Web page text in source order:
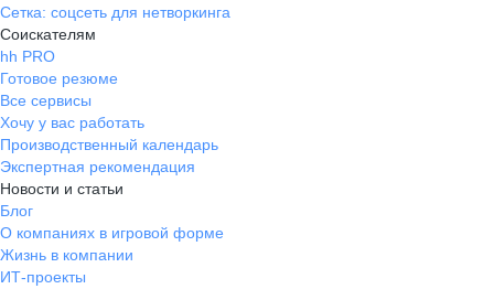
Сетка: соцсеть для нетворкинга
Соискателям
hh PRO
Готовое резюме
Все сервисы
Хочу у вас работать
Производственный календарь
Экспертная рекомендация
Новости и статьи
Блог
О компаниях в игровой форме
Жизнь в компании
ИТ-проекты